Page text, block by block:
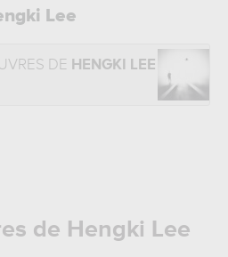
Lee
DE HENGKI LEE
de Hengki Lee